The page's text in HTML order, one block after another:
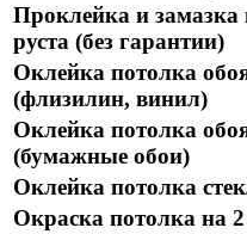
Проклейка и замазка
руста (без гарантии)
Оклейка потолка
(флизилин, винил)
Оклейка потолка
(бумажные обои)
Оклейка потолка
Окраска потолка на 2